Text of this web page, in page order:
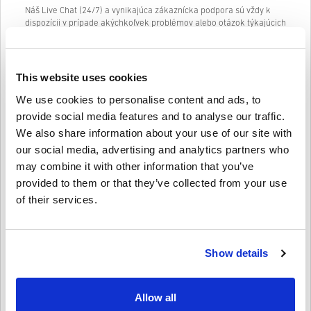
This website uses cookies
We use cookies to personalise content and ads, to
provide social media features and to analyse our traffic.
We also share information about your use of our site with
our social media, advertising and analytics partners who
may combine it with other information that you’ve
provided to them or that they’ve collected from your use
of their services.
Show details
Allow all
Náš Live Chat (24/7) a vynikajúca zákaznícka podpora sú vždy k
dispozícii v prípade akýchkoľvek problémov alebo otázok týkajúcich
mailovú adresu a platný spôsob platby, vďaka čomu je proces
nákupu AMAZON GIFT CARD 10 EUR DE z livecards.net rýchly a
jednoduchý.
Ako to funguje na Livecards.net
Nový na Livecards.net? Nákup digitálnych kódov je rýchly a
jednoduchý:
Vylúčenie zodpovednosti
uvedeným dátumom vydania alebo v uvedený dátum
okamžite a čakajú na bezpečnostné kontroly.
akceptované.
Kupujete iba digitálny produkt.
Viac informácií nájdete v našich často kladených otázkach.
Leon